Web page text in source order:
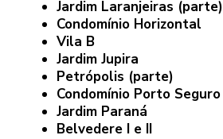
Jardim Laranjeiras (parte)
Condomínio Horizontal
Vila B
Jardim Jupira
Petrópolis (parte)
Condomínio Porto Seguro
Jardim Paraná
Belvedere I e II